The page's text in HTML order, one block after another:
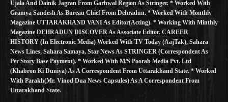
Ujala And Dainik Jagran From Garhwal Region As Stringer. * Worked With
Gramya Sandesh As Bureau Chief From Dehradun. * Worked With Monthly
Magazine UTTARAKHAND VANI As Editor(Acting). * Working With Minthly
Magazine DEHRADUN DISCOVER As Associate Editor. CAREER
HISTORY (in Electronic Media) Worked With TV Today (AajTak), Sahara
News Lines, Sahara Samaya, Star News As STRINGER (Correspondent As
Per Story Base Payment). * Worked With M/S Poorab Media Pvt. Ltd
(Khabron Ki Duniya) As A Correspondent From Uttarakhand State. * Worked
With Parakh(Mr. Vinod Dua News Capsules) As A Correspondent From
Uttarakhand State.